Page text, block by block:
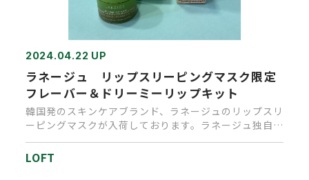
2024.04.22 UP
ラネージュ リップスリーピングマスク限定
フレーバー＆ドリーミーリップキット
韓国発のスキンケアブランド、ラネージュのリップスリ
ーピングマスクが入荷しております。ラネージュ独自の
LOFT